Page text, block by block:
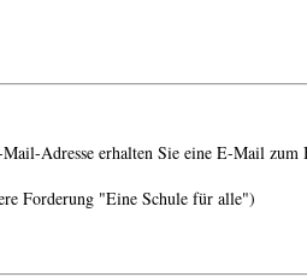
Adresse erhalten Sie eine E-Mail zum
Forderung "Eine Schule für alle")